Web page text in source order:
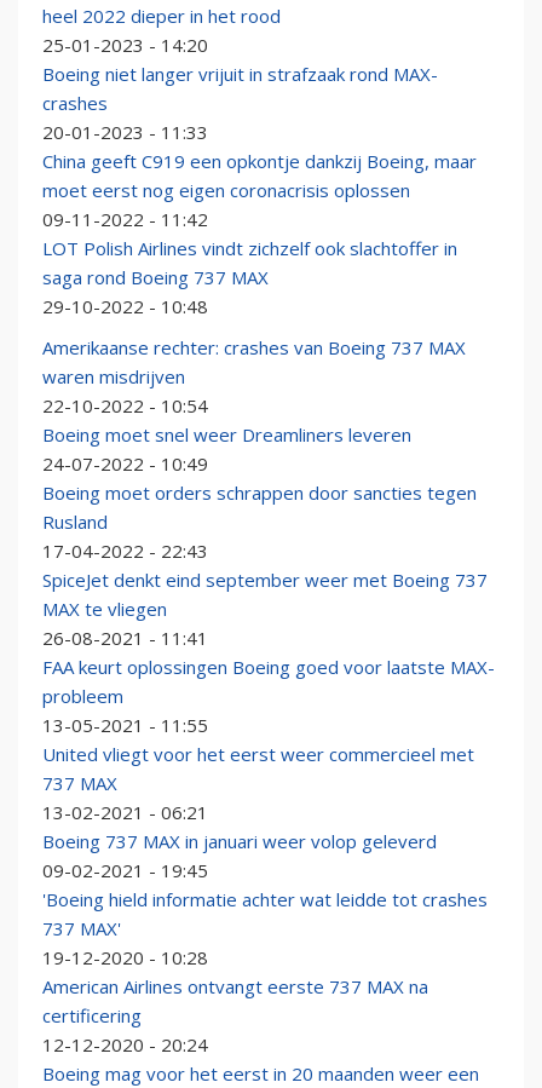
heel 2022 dieper in het rood
25-01-2023 - 14:20
Boeing niet langer vrijuit in strafzaak rond MAX-
crashes
20-01-2023 - 11:33
China geeft C919 een opkontje dankzij Boeing, maar
moet eerst nog eigen coronacrisis oplossen
09-11-2022 - 11:42
LOT Polish Airlines vindt zichzelf ook slachtoffer in
saga rond Boeing 737 MAX
29-10-2022 - 10:48
Amerikaanse rechter: crashes van Boeing 737 MAX
waren misdrijven
22-10-2022 - 10:54
Boeing moet snel weer Dreamliners leveren
24-07-2022 - 10:49
Boeing moet orders schrappen door sancties tegen
Rusland
17-04-2022 - 22:43
SpiceJet denkt eind september weer met Boeing 737
MAX te vliegen
26-08-2021 - 11:41
FAA keurt oplossingen Boeing goed voor laatste MAX-
probleem
13-05-2021 - 11:55
United vliegt voor het eerst weer commercieel met
737 MAX
13-02-2021 - 06:21
Boeing 737 MAX in januari weer volop geleverd
09-02-2021 - 19:45
'Boeing hield informatie achter wat leidde tot crashes
737 MAX'
19-12-2020 - 10:28
American Airlines ontvangt eerste 737 MAX na
certificering
12-12-2020 - 20:24
Boeing mag voor het eerst in 20 maanden weer een